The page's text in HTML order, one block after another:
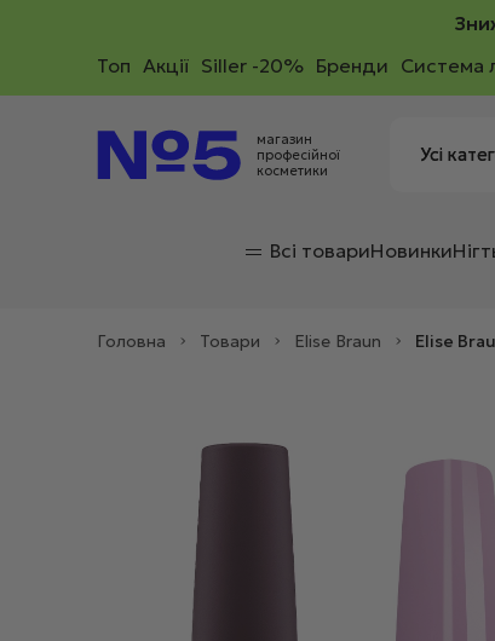
Toп Акції Siller -20% Бренди Система
магазин
професійної
косметики
Всі товариНовинки
Головна > Товари > Elise Braun > Elise